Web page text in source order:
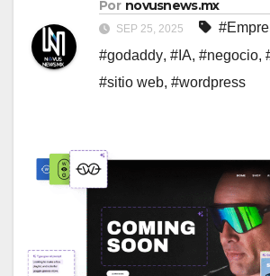
Por novusnews.mx
SEP 25, 2025
#godaddy, #IA, #negocio,
#sitio web, #wordpress